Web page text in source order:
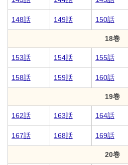
148話 149話 150話
18巻
153話 154話 155話
158話 159話 160話
19巻
162話 163話 164話
167話 168話 169話
20巻